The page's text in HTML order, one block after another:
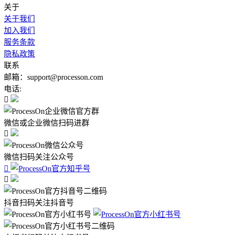
关于
关于我们
加入我们
服务条款
隐私政策
联系
邮箱：support@processon.com
电话:

微信或企业微信扫码进群

微信扫码关注公众号


抖音扫码关注抖音号